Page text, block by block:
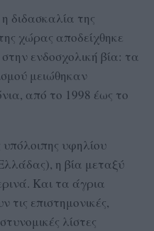
διδασκαλία της
χώρας αποδείχθηκε
ενδοσχολική βία: τα
μειώθηκαν
από το 1998 έως το
υπόλοιπης υφηλίου
η βία μεταξύ
Και τα άγρια
τις επιστημονικές,
λίστες